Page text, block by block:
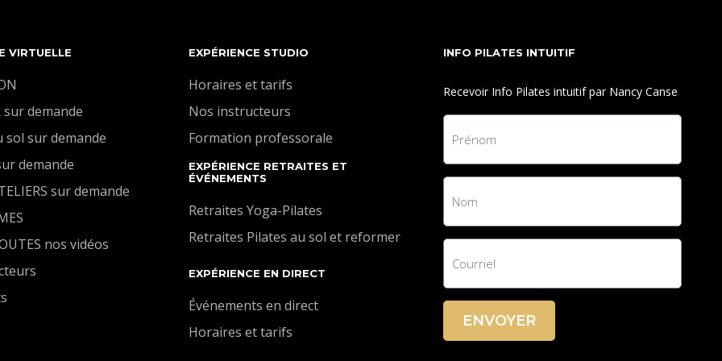
centre et à renforcer les muscles profonds de
vous connecter avec votre corps et à ressentir les
bienfaits d'un "core" solide dans votre quotidien.
VIRTUELLE
sur demande
sol sur demande
demande
sur demande
nos vidéos
EXPÉRIENCE STUDIO
Horaires et tarifs
Nos instructeurs
Formation professorale
EXPÉRIENCE RETRAITES ET
ÉVÉNEMENTS
Retraites Yoga-Pilates
Retraites Pilates au sol et reformer
EXPÉRIENCE EN DIRECT
Événements en direct
Horaires et tarifs
INFO PILATES INTUITIF
Recevoir Info Pilates intuitif par Nancy Canse
ENVOYER